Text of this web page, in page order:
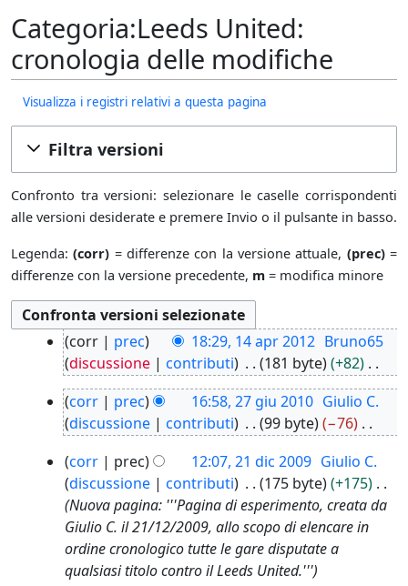
Categoria:Leeds United:
cronologia delle modifiche
Visualizza i registri relativi a questa pagina
Filtra versioni
Confronto tra versioni: selezionare le caselle corrispondenti
alle versioni desiderate e premere Invio o il pulsante in basso.
Legenda:(corr) = differenze con la versione attuale, (prec)=
differenze con la versione precedente, m = modifica minore
corr prec 18:29, 14 apr 2012 Bruno65
discussione
contributi 181 byte
+82
N
e
s
u
n
o
g
g
e
corr prec 16:58, 27 giu 2010 Giulio C.
discussione
contributi 99 byte
−76
e
s
s
u
n
o
corr prec 12:07, 21 dic 2009 Giulio C.
discussione
contributi 175 byte
+175
Nuova pagina: '''Pagina di esperimento, creata da
Giulio C. il 21/12/2009, allo scopo di elencare in
ordine cronologico tutte le gare disputate a
qualsiasi titolo contro il Leeds United.'''